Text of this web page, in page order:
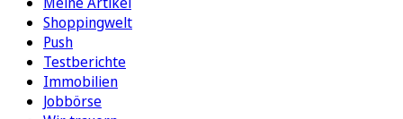
Shoppingwelt
Push
Testberichte
Immobilien
Jobbörse